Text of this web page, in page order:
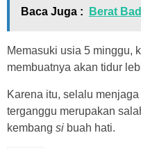
Baca Juga : Berat
Memasuki usia 5 minggu,
membuatnya akan tidur
Karena itu, selalu
terganggu merupakan
kembang si buah hati.